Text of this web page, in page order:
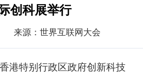
创科展举行
来源：世界互联网大会
特别行政区政府创新科技